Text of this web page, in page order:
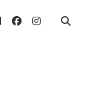
twitterfacebook
instagram